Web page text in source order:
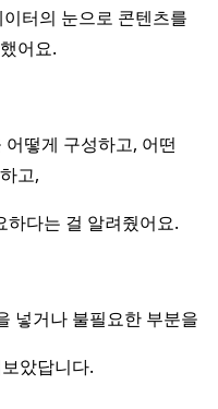
터의 눈으로 콘텐츠를
어요.
떻게 구성하고, 어떤
고,
하다는 걸 알려줬어요.
넣거나 불필요한 부분을
았답니다.